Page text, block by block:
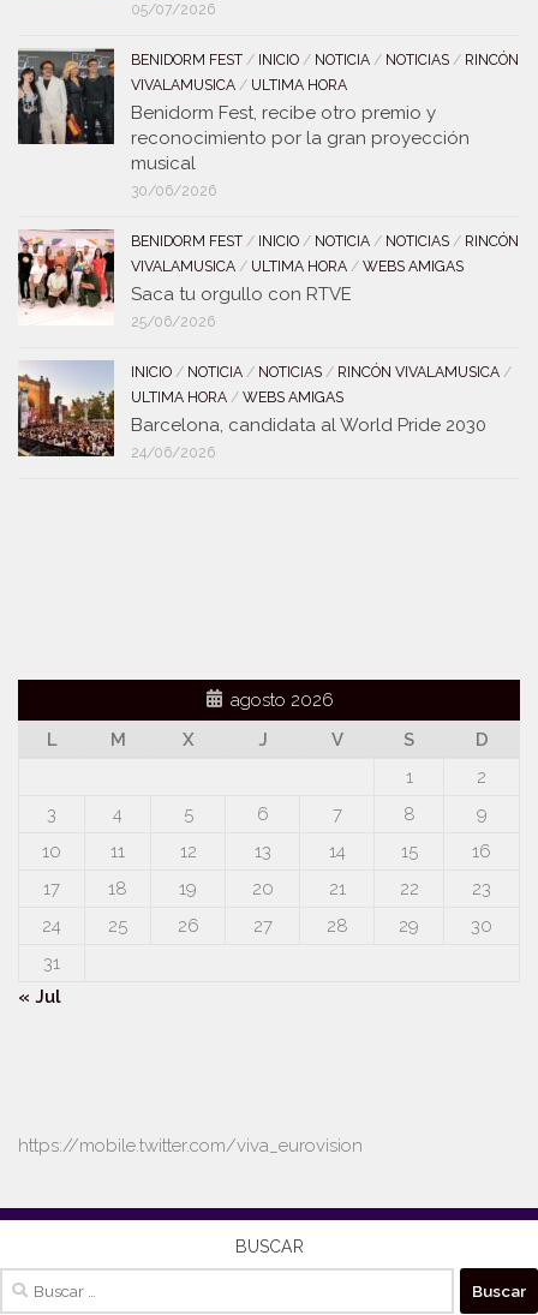
05/07/2026
BENIDORM FEST / INICIO / NOTICIA / NOTICIAS / RINCÓN
VIVALAMUSICA / ULTIMA HORA
Benidorm Fest, recibe otro premio y
reconocimiento por la gran proyección
musical
30/06/2026
BENIDORM FEST / INICIO / NOTICIA / NOTICIAS / RINCÓN
VIVALAMUSICA / ULTIMA HORA / WEBS AMIGAS
Saca tu orgullo con RTVE
25/06/2026
INICIO / NOTICIA / NOTICIAS / RINCÓN VIVALAMUSICA /
ULTIMA HORA / WEBS AMIGAS
Barcelona, candidata al World Pride 2030
24/06/2026
agosto 2026
L
M X J V S
D
1
2
3
4 5 6 7 8
9
10
11 12 13 14 15
16
17
18 19 20 21 22
23
24
25 26 27 28 29
30
31
« Jul
https://mobile.twitter.com/viva_eurovision
BUSCAR